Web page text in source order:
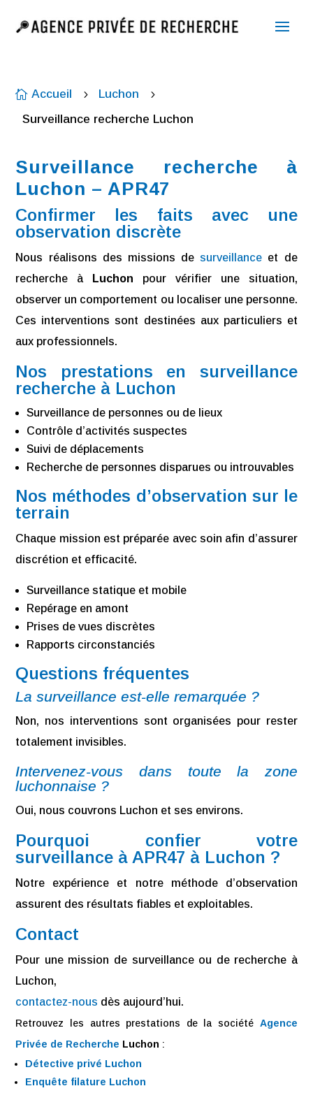
 Accueil 5 Luchon 5
Surveillance recherche Luchon
Surveillance recherche à
Luchon – APR47
Confirmer les faits avec une
observation discrète
Nous réalisons des missions de surveillance et de
recherche à
Luchon pour vérifier une situation,
observer un comportement ou localiser une personne.
Ces interventions sont destinées aux particuliers et
aux professionnels.
Nos prestations en surveillance
recherche à Luchon
Surveillance de personnes ou de lieux
Contrôle d’activités suspectes
Suivi de déplacements
Recherche de personnes disparues ou introuvables
Nos méthodes d’observation sur le
terrain
Chaque mission est préparée avec soin afin d’assurer
discrétion et efficacité.
Surveillance statique et mobile
Repérage en amont
Prises de vues discrètes
Rapports circonstanciés
Questions fréquentes
La surveillance est-elle remarquée ?
Non, nos interventions sont organisées pour rester
totalement invisibles.
Intervenez-vous dans toute la zone
luchonnaise ?
Oui, nous couvrons Luchon et ses environs.
Pourquoi confier votre
surveillance à APR47 à Luchon ?
Notre expérience et notre méthode d’observation
assurent des résultats fiables et exploitables.
Contact
Pour une mission de surveillance ou de recherche à
Luchon,
contactez-nous dès aujourd’hui.
Retrouvez les autres prestations de la société Agence
Privée de Recherche Luchon :
Détective privé Luchon
Enquête filature Luchon